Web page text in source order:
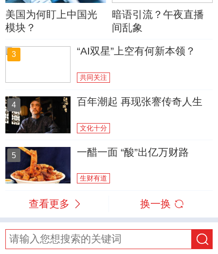
美国为何盯上中国光
模块？
暗语引流？午夜直播
间乱象
3 “AI双星”上空有何新本领？
共同关注
4 百年潮起 再现张謇传奇人生
文化十分
5 一醋一面 “酸”出亿万财路
生财有道
查看更多 换一换